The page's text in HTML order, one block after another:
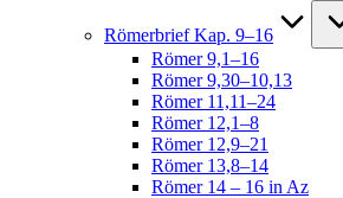
Römerbrief Kap. 9–16
Römer 9,1–16
Römer 9,30–10,13
Römer 11,11–24
Römer 12,1–8
Römer 12,9–21
Römer 13,8–14
Römer 14 – 16 in Az